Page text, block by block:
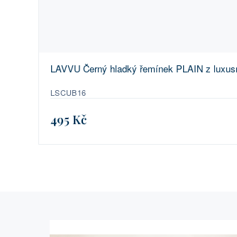
LAVVU Černý hladký řemínek PLAIN z
LSCUB16
495 Kč